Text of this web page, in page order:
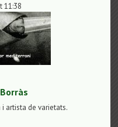
11:38
artista de varietats.